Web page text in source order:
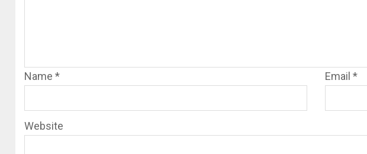
Name* Email*
Website